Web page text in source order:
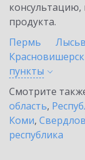
продукта.
Пермь
Красновишерск
пункты
Смотрите
область,
Коми,
республика